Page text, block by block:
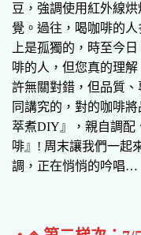
豆，強調使用紅外線
覺。過往，喝咖啡的
上是孤獨的，時至今
啡的人，但您真的理
許無關對錯，但品質
同講究的，對的咖啡
萃煮DIY』，親自調配
啡』! 周末讓我們一起
調，正在悄悄的吟唱…